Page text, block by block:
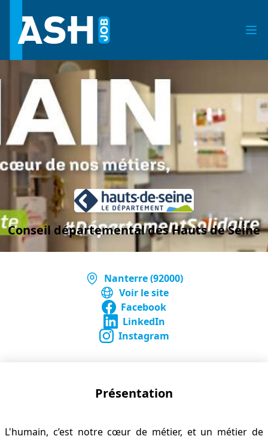
Conseil départemental des Hauts de Seine
Nanterre (92000)
Voir le site
Facebook
LinkedIn
Instagram
Présentation
L'humain, c’est notre cœur de métier, et un métier de